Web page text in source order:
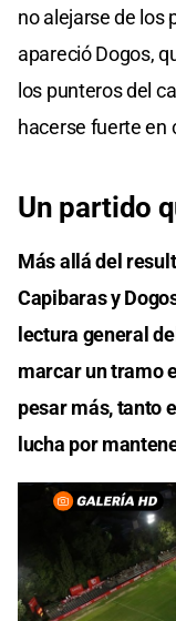
no alejarse de los
apareció Dogos,
los punteros del
hacerse fuerte en
Un partido
Más allá del
Capibaras y
lectura general
marcar un tramo
pesar más, tanto
lucha por